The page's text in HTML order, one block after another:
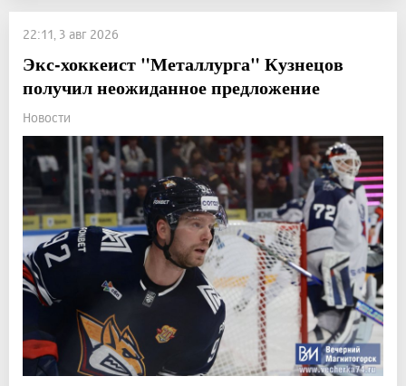
22:11, 3 авг 2026
Экс-хоккеист "Металлурга" Кузнецов
получил неожиданное предложение
Новости